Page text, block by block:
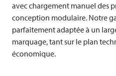
avec chargement manuel des
conception modulaire. Notre
parfaitement adaptée à un
marquage, tant sur le plan
économique.